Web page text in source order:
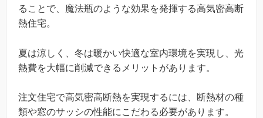
ることで、魔法瓶のような効果を発揮する高気密高断
熱住宅。
夏は涼しく、冬は暖かい快適な室内環境を実現し、光
熱費を大幅に削減できるメリットがあります。
注文住宅で高気密高断熱を実現するには、断熱材の種
類や窓のサッシの性能にこだわる必要があります。